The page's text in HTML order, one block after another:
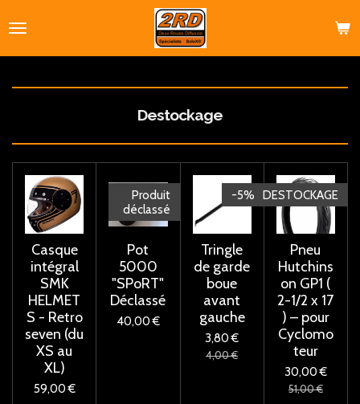
au
Destockage
Casque
intégral
SMK
HELMET
S - Retro
seven (du
XS au
XL)
59,00 €
Produit
déclassé
Pot
5000
"SPoRT"
Déclassé
40,00 €
-5%
Tringle
de garde
boue
avant
gauche
3,80 €
4,00 €
DESTOCKAGE
Pneu
Hutchins
on GP1 (
2-1/2 x 17
) – pour
Cyclomo
teur
30,00 €
51,00 €